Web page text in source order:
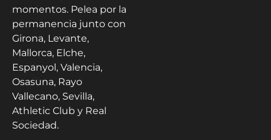
momentos. Pelea por la
permanencia junto con
Girona, Levante,
Mallorca, Elche,
Espanyol, Valencia,
Osasuna, Rayo
Vallecano, Sevilla,
Athletic Club y Real
Sociedad.